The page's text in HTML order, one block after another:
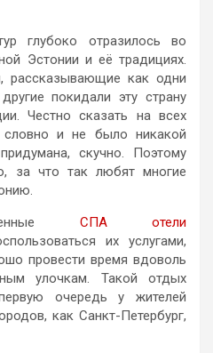
глубоко отразилось во
Эстонии и её традициях.
как одни
покидали эту страну
Честно сказать на всех
и не было никакой
скучно. Поэтому
за что так любят многие
СПА отели
их услугами,
провести время вдоволь
улочкам. Такой отдых
очередь у жителей
как Санкт-Петербург,